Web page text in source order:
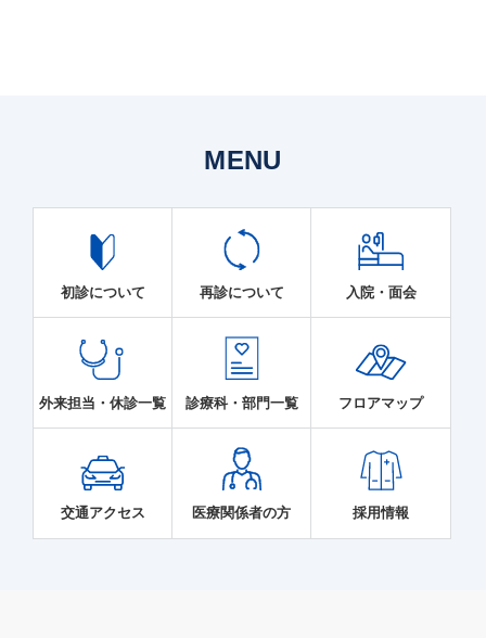
MENU
初診について 再診について 入院・面会
外来担当・休診一覧 診療科・部門一覧 フロアマップ
交通アクセス 医療関係者の方 採用情報